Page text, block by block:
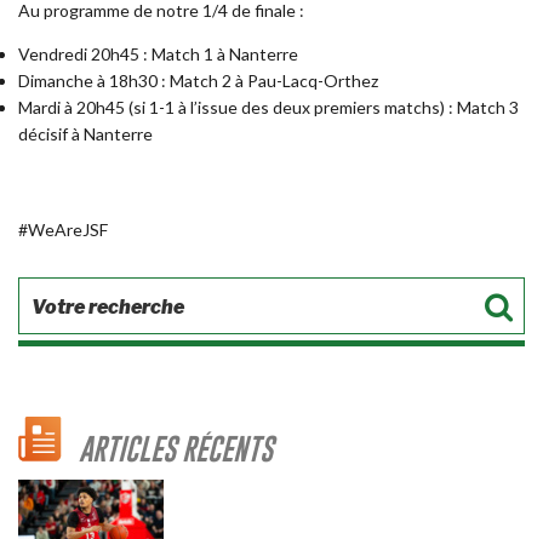
Au programme de notre 1/4 de finale :
Vendredi 20h45 : Match 1 à Nanterre
Dimanche à 18h30 : Match 2 à Pau-Lacq-Orthez
Mardi à 20h45 (si 1-1 à l’issue des deux premiers matchs) : Match 3
décisif à Nanterre
#WeAreJSF
ARTICLES RÉCENTS